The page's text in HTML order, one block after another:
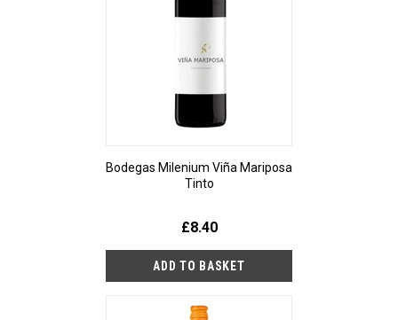
Bodegas Milenium Viña Mariposa
Tinto
£8.40